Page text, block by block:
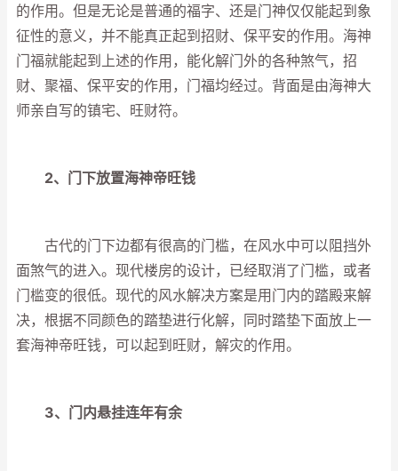
的作用。但是无论是普通的福字、还是门神仅仅能起到象
征性的意义，并不能真正起到招财、保平安的作用。海神
门福就能起到上述的作用，能化解门外的各种煞气，招
财、聚福、保平安的作用，门福均经过。背面是由海神大
师亲自写的镇宅、旺财符。
2、门下放置海神帝旺钱
古代的门下边都有很高的门槛，在风水中可以阻挡外
面煞气的进入。现代楼房的设计，已经取消了门槛，或者
门槛变的很低。现代的风水解决方案是用门内的踏殿来解
决，根据不同颜色的踏垫进行化解，同时踏垫下面放上一
套海神帝旺钱，可以起到旺财，解灾的作用。
3、门内悬挂连年有余